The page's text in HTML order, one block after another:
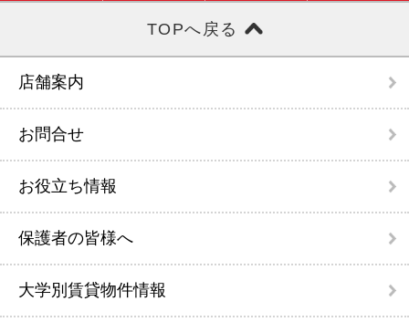
TOPへ戻る
店舗案内
お問合せ
お役立ち情報
保護者の皆様へ
大学別賃貸物件情報